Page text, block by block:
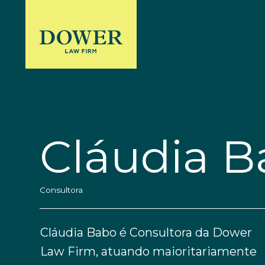
Cláudia
Consultora
Cláudia Babo é Consultora da Dower
Law Firm, atuando maioritariamente